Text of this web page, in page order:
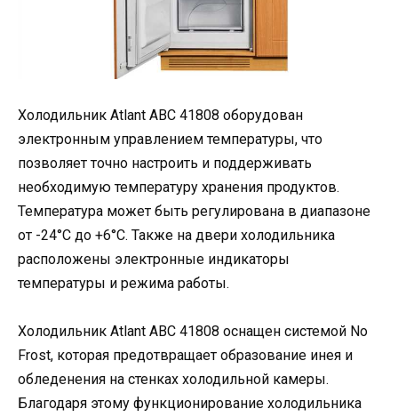
Холодильник Аtlant ABC 41808 оборудован
электронным управлением температуры, что
позволяет точно настроить и поддерживать
необходимую температуру хранения продуктов.
Температура может быть регулирована в диапазоне
от -24°C до +6°C. Также на двери холодильника
расположены электронные индикаторы
температуры и режима работы.
Холодильник Аtlant ABC 41808 оснащен системой No
Frost, которая предотвращает образование инея и
обледенения на стенках холодильной камеры.
Благодаря этому функционирование холодильника